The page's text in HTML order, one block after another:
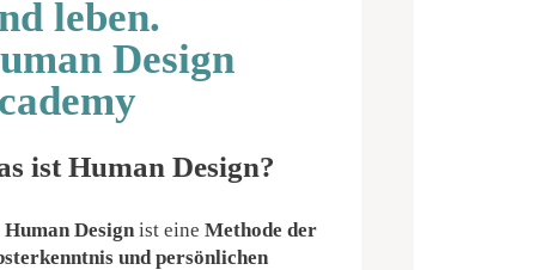
leben.
Design
ist Human Design?
Human Designist eine Methode der
und persönlichen